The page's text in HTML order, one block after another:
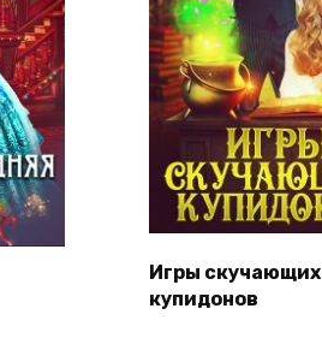
Игры скучающих
купидонов